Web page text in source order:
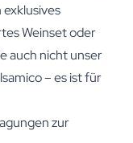
Weinsetoder
auch nicht unser
– es ist für
zur